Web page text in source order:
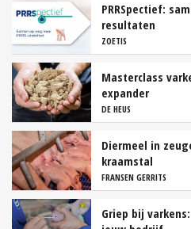
PRRSpectief:
resultaten
ZOETIS
Masterclass
expander
DE HEUS
Diermeel in
kraamstal
FRANSEN GERRITS
Griep bij